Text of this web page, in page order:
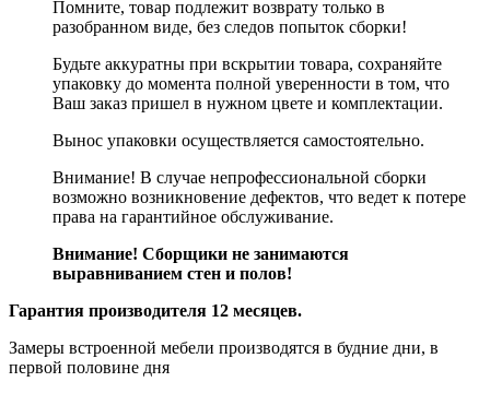
Помните, товар подлежит возврату только в
разобранном виде, без следов попыток сборки!
Будьте аккуратны при вскрытии товара, сохраняйте
упаковку до момента полной уверенности в том, что
Ваш заказ пришел в нужном цвете и комплектации.
Вынос упаковки осуществляется самостоятельно.
Внимание! В случае непрофессиональной сборки
возможно возникновение дефектов, что ведет к потере
права на гарантийное обслуживание.
Внимание! Сборщики не занимаются
выравниванием стен и полов!
Гарантия производителя 12 месяцев.
Замеры встроенной мебели производятся в будние дни, в
первой половине дня